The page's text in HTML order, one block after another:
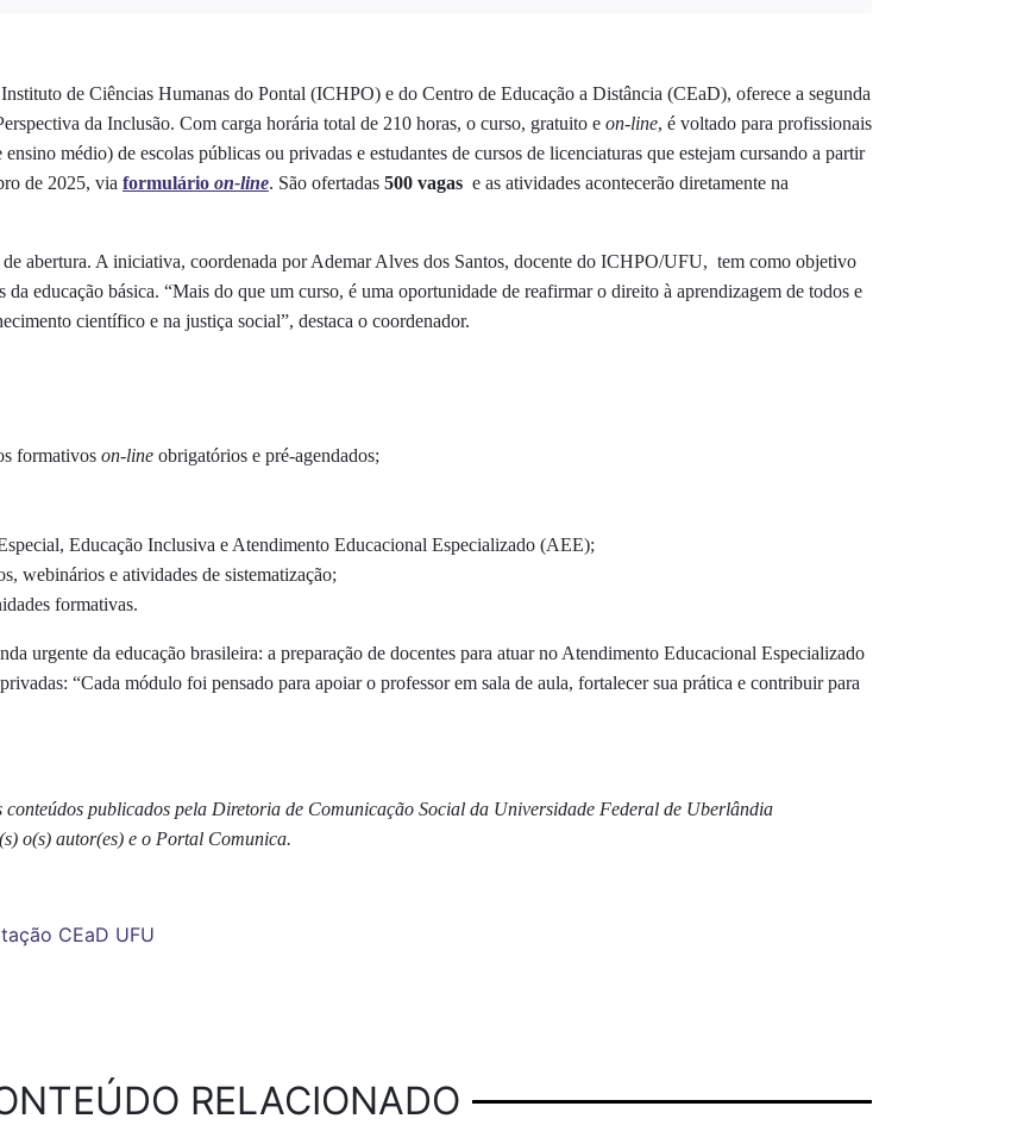
de Ciências Humanas do Pontal (ICHPO) e do Centro de Educação a Distância (CEaD), oferece a segunda
da Inclusão. Com carga horária total de 210 horas, o curso, gratuito e on-line, é voltado para profissionais
médio) de escolas públicas ou privadas e estudantes de cursos de licenciaturas que estejam cursando a partir
de 2025, via formulário on-line. São ofertadas 500 vagas e as atividades acontecerão diretamente na
abertura. A iniciativa, coordenada por Ademar Alves dos Santos, docente do ICHPO/UFU, tem como objetivo
da educação básica. “Mais do que um curso, é uma oportunidade de reafirmar o direito à aprendizagem de todos e
científico e na justiça social”, destaca o coordenador.
formativos on-line obrigatórios e pré-agendados;
Educação Inclusiva e Atendimento Educacional Especializado (AEE);
webinários e atividades de sistematização;
formativas.
urgente da educação brasileira: a preparação de docentes para atuar no Atendimento Educacional Especializado
“Cada módulo foi pensado para apoiar o professor em sala de aula, fortalecer sua prática e contribuir para
conteúdos publicados pela Diretoria de Comunicação Social da Universidade Federal de Uberlândia
o(s) autor(es) e o Portal Comunica.
CEaD UFU
RELACIONADO